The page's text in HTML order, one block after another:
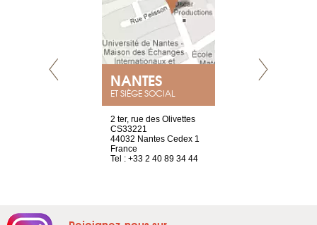
NANTES
ET SIÈGE SOCIAL
2 ter, rue des Olivettes
CS33221
44032 Nantes Cedex 1
France
Tel : +33 2 40 89 34 44